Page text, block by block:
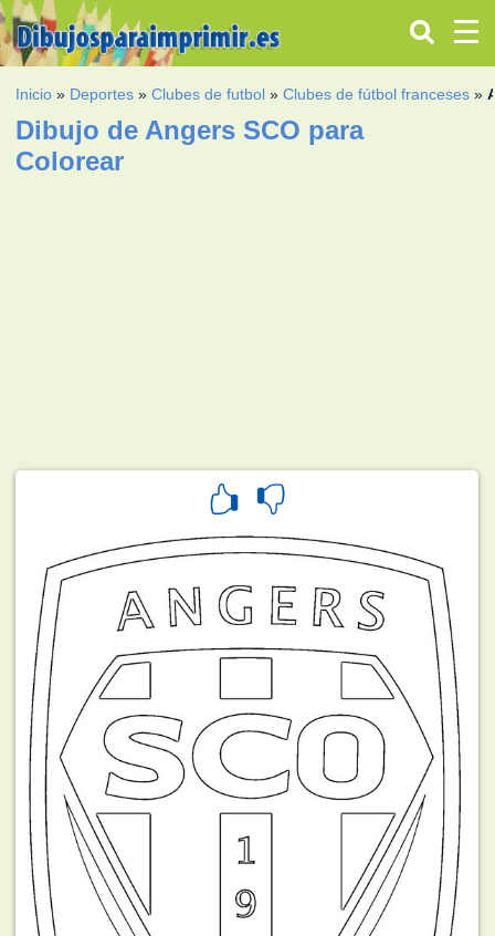
Inicio » Deportes »Clubes de futbol »Clubes de fútbol franceses »
Dibujo de Angers SCO para
Colorear